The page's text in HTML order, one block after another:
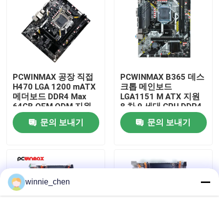
우리에 대하여
공장 여행
품질 관리
연락주세요
게임용 그래픽 카드
마이닝 그래픽 카드
PCWINMAX 공장 직접
H470 LGA 1200 mATX
메더보드 DDR4 Max
64GB OEM ODM 지원
10 11 세 대 CPU 도매
문의 보내기
PCWINMAX B365 데스
크톱 메인보드
LGA1151 M ATX 지원
8 차 9 세대 CPU DDR4
최대 64GB M.2 USB
3.0 메인보드 OEM 도매
문의 보내기
winnie_chen